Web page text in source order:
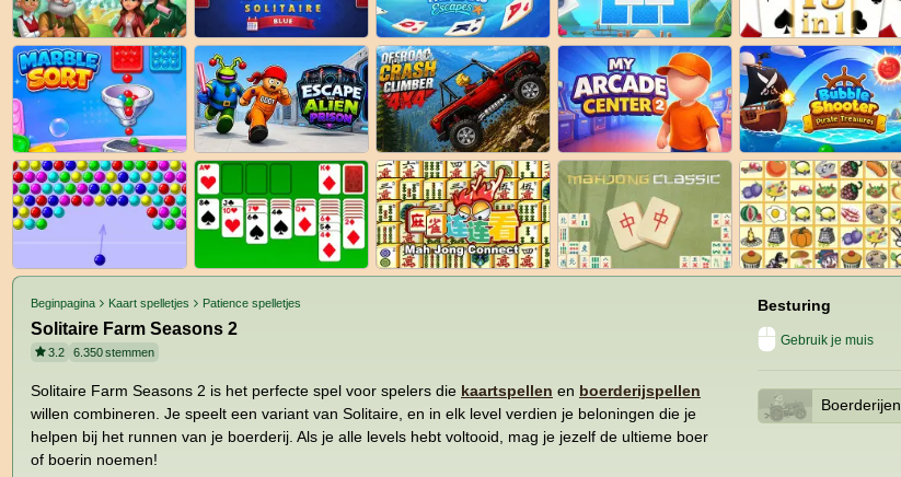
Beginpagina Kaart spelletjes Patience spelletjes
Solitaire Farm Seasons 2
3.2 6.350stemmen
Solitaire Farm Seasons 2 is het perfecte spel voor spelers die kaartspellen en boerderijspellen
willen combineren. Je speelt een variant van Solitaire, en in elk level verdien je beloningen die je
helpen bij het runnen van je boerderij. Als je alle levels hebt voltooid, mag je jezelf de ultieme boer
of boerin noemen!
Besturing
Gebruik je muis
Boerderijen